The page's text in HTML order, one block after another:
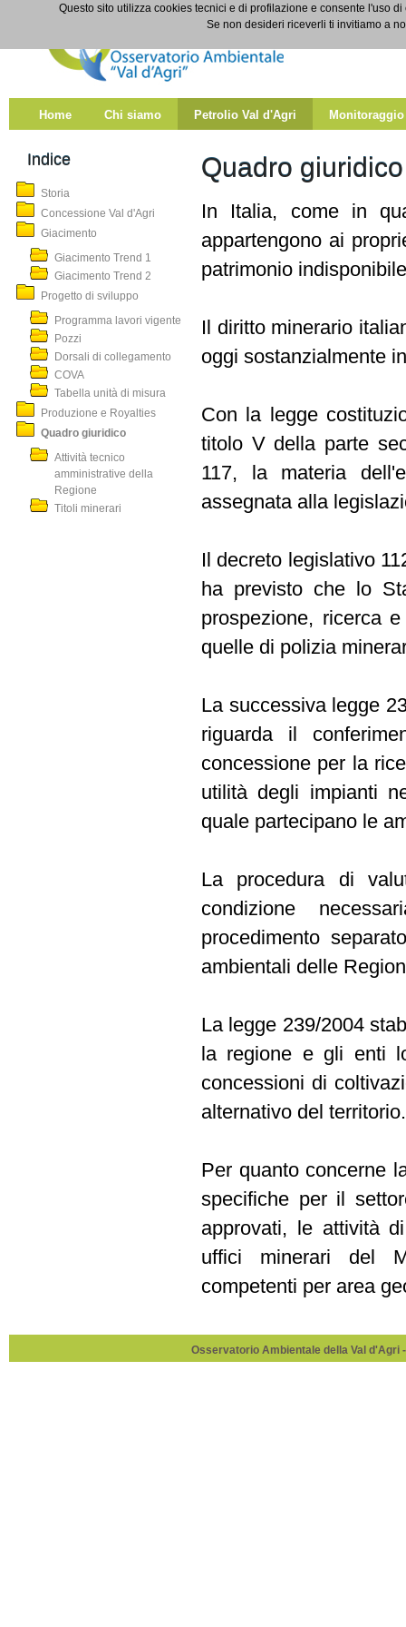
Salta al contenuto
Quadro giuridico
Home Chi siamo Petrolio Val d'Agri Monitoraggio
Indice
Storia
Concessione Val d'Agri
Giacimento
Giacimento Trend 1
Giacimento Trend 2
Progetto di sviluppo
Programma lavori vigente
Pozzi
Dorsali di collegamento
COVA
Tabella unità di misura
Produzione e Royalties
Quadro giuridico
Attività tecnico
amministrative della
Regione
Titoli minerari
Quadro
In Italia, come in
appartengono ai
patrimonio
Il diritto minerario
oggi sostanzialmente
Con la legge
titolo V della parte
117, la materia
assegnata alla
Il decreto legislativo
ha previsto che lo
prospezione, ricerca
quelle di polizia
La successiva legge
riguarda il
concessione per la
utilità degli impianti
quale partecipano le
La procedura di
condizione
procedimento
ambientali delle
La legge 239/2004
la regione e gli enti
concessioni di
alternativo del territorio.
Per quanto concerne
specifiche per il
approvati, le attività
uffici minerari del
competenti per area
Osservatorio Ambientale della Val d'Agri
Questo sito utilizza cookies tecnici e di profilazione e consente l'uso
Se non desideri riceverli ti invitiamo a